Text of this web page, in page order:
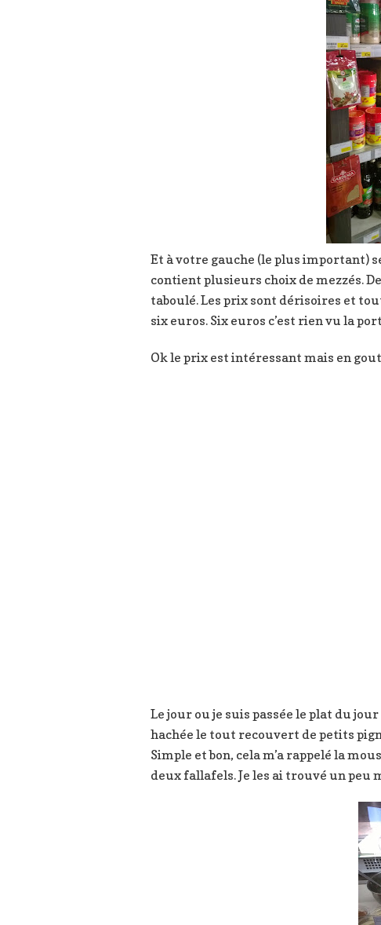
Et à votre gauche (le plus important)
contient plusieurs choix de mezzés.
taboulé. Les prix sont dérisoires et
six euros. Six euros c’est rien vu la
Ok le prix est intéressant mais en
Le jour ou je suis passée le plat du
hachée le tout recouvert de petits
Simple et bon, cela m’a rappelé la
deux fallafels. Je les ai trouvé un peu